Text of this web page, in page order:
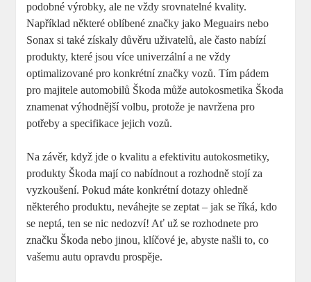
podobné výrobky, ⁢ale ne vždy srovnatelné kvality.
⁢Například některé‍ oblíbené značky jako Meguairs⁢ nebo
Sonax si také získaly důvěru uživatelů, ‍ale často nabízí
produkty, které jsou více univerzální ‌a ne vždy
optimalizované ‌pro konkrétní⁢ značky vozů. Tím pádem
pro ‍majitele‍ automobilů Škoda ‌může autokosmetika Škoda
znamenat výhodnější‍ volbu, protože je navržena pro
potřeby a specifikace‌ jejich vozů.
Na závěr, když⁣ jde o ​kvalitu⁣ a⁣ efektivitu autokosmetiky,
produkty Škoda mají co nabídnout a rozhodně stojí za⁤
vyzkoušení. Pokud⁤ máte ⁤konkrétní dotazy ohledně
některého produktu, neváhejte se ⁣zeptat – ​jak se říká, kdo
‌se neptá, ten se nic​ nedozví! Ať už‌ se rozhodnete pro⁢
značku Škoda nebo jinou, klíčové je, ⁤abyste našli⁢ to, co
vašemu⁣ autu ‍opravdu ‍prospěje.